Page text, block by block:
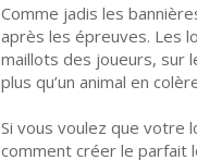
Comme jadis les
après les épreuves. Les
maillots des joueurs, sur
plus qu’un animal en
Si vous voulez que votre
comment créer le parfait